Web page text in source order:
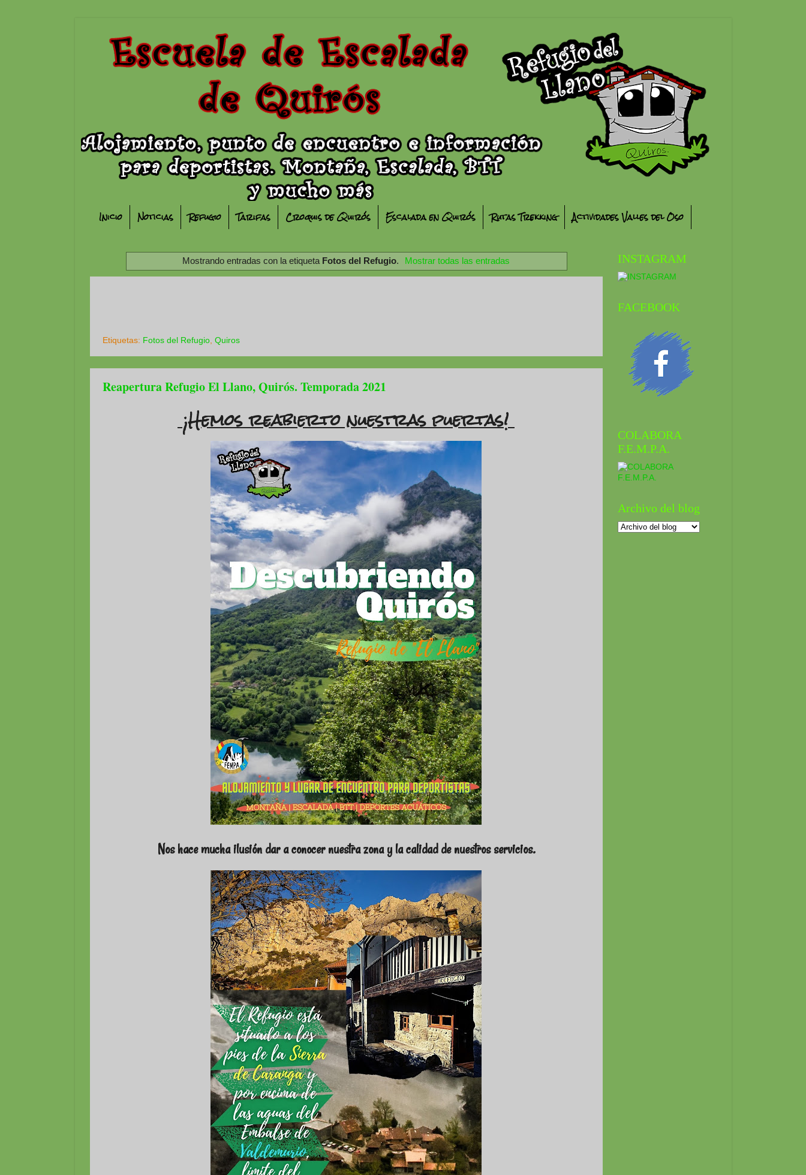
Inicio Noticias Refugio Tarifas Croquis de Quirós Escalada en Quirós Rutas Trekking Actividades Valles del Oso
Mostrando entradas con la etiqueta Fotos del Refugio. Mostrar todas las entradas
Etiquetas: Fotos del Refugio, Quiros
Reapertura Refugio El Llano, Quirós. Temporada 2021
¡Hemosreabierto nuestras puertas!
Nos hace mucha ilusión dar a conocer nuestra zona y la calidad de nuestros servicios.
INSTAGRAM
FACEBOOK
COLABORA
F.E.M.P.A.
Archivo del blog